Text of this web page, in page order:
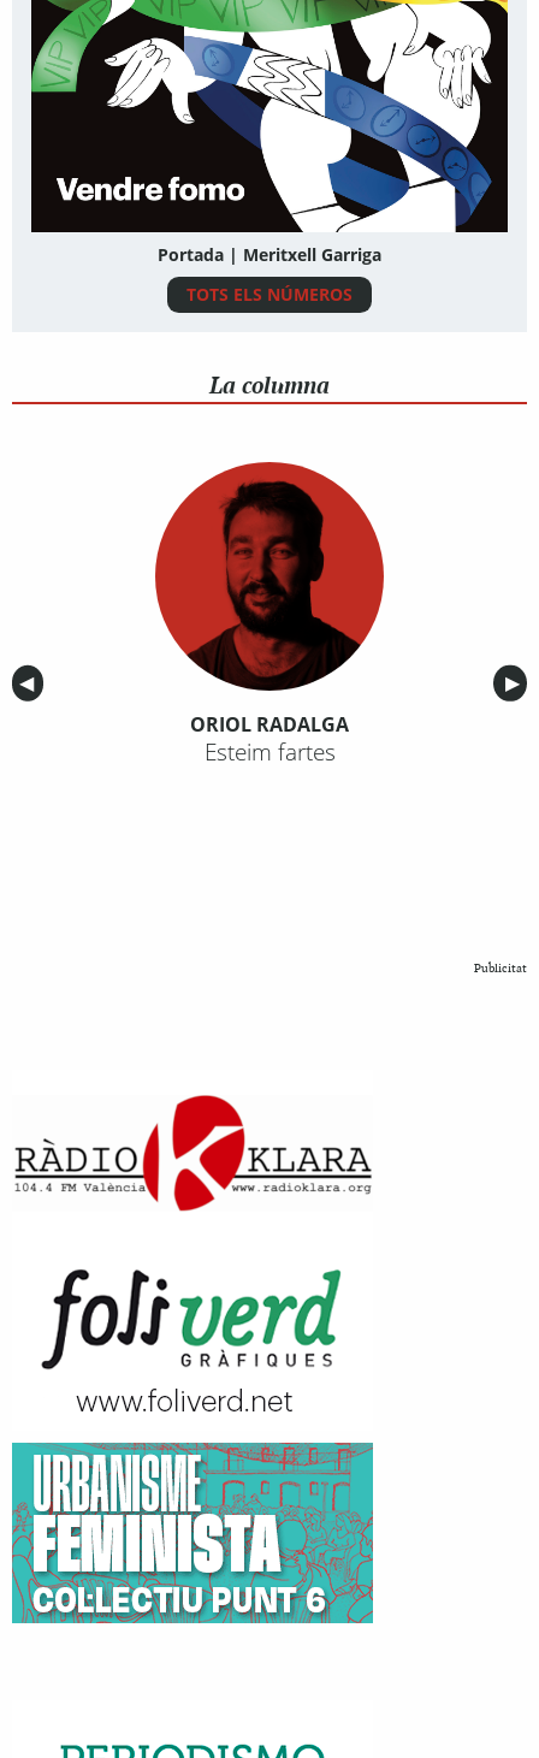
Portada | Meritxell Garriga
TOTS ELS NÚMEROS
La columna
Anterior
◀︎ ▶︎
ORIOL RADALGA
Esteim fartes
Publicitat